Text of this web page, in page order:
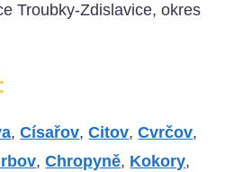
Troubky-Zdislavice, okres
,Císařov,Citov,Cvrčov,
,Chropyně, Kokory,